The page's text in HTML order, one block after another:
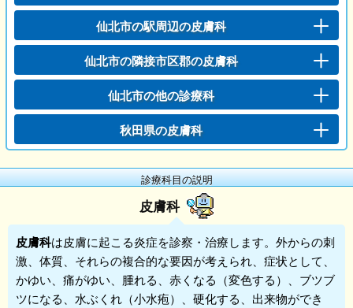
仙北市の駅周辺の皮膚科
仙北市の隣接市区郡の皮膚科
仙北市の他の診療科
秋田県の皮膚科
診療科目の説明
皮膚科
皮膚科は皮膚に起こる炎症を診察・治療します。外からの刺
激、体質、それらの複合的な要因が考えられ、症状として、
かゆい、痛がゆい、腫れる、赤くなる（変色する）、ブツブ
ツになる、水ぶくれ（小水疱）、硬化する、出来物ができ